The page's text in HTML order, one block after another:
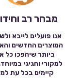
מבחר רב
אנו פועלים לייבא
המוצרים החדשים
ביותר שיהפכו כל
למקורי וחגיגי
קיימים בכל עת